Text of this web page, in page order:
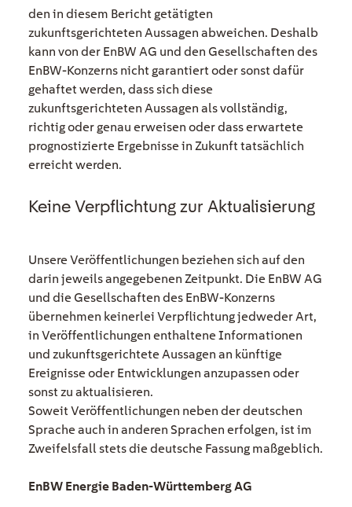
den in diesem Bericht getätigten
zukunftsgerichteten Aussagen abweichen. Deshalb
kann von der EnBW AG und den Gesellschaften des
EnBW-Konzerns nicht garantiert oder sonst dafür
gehaftet werden, dass sich diese
zukunftsgerichteten Aussagen als vollständig,
richtig oder genau erweisen oder dass erwartete
prognostizierte Ergebnisse in Zukunft tatsächlich
erreicht werden.
Keine Verpflichtung zur Aktualisierung
Unsere Veröffentlichungen beziehen sich auf den
darin jeweils angegebenen Zeitpunkt. Die EnBW AG
und die Gesellschaften des EnBW-Konzerns
übernehmen keinerlei Verpflichtung jedweder Art,
in Veröffentlichungen enthaltene Informationen
und zukunftsgerichtete Aussagen an künftige
Ereignisse oder Entwicklungen anzupassen oder
sonst zu aktualisieren.
Soweit Veröffentlichungen neben der deutschen
Sprache auch in anderen Sprachen erfolgen, ist im
Zweifelsfall stets die deutsche Fassung maßgeblich.
EnBW Energie Baden-Württemberg AG